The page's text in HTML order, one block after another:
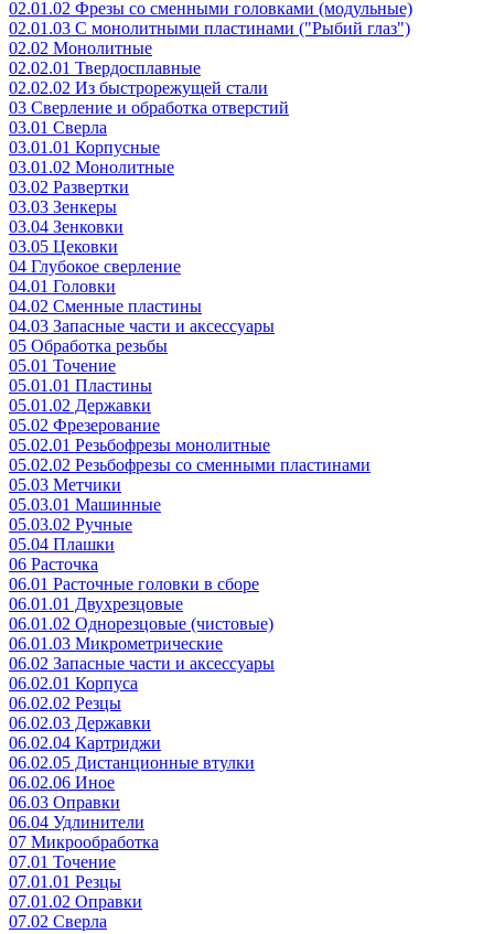
02.01.02 Фрезы со сменными головками (модульные)
02.01.03 С монолитными пластинами ("Рыбий глаз")
02.02 Монолитные
02.02.01 Твердосплавные
02.02.02 Из быстрорежущей стали
03 Сверление и обработка отверстий
03.01 Сверла
03.01.01 Корпусные
03.01.02 Монолитные
03.02 Развертки
03.03 Зенкеры
03.04 Зенковки
03.05 Цековки
04 Глубокое сверление
04.01 Головки
04.02 Сменные пластины
04.03 Запасные части и аксессуары
05 Обработка резьбы
05.01 Точение
05.01.01 Пластины
05.01.02 Державки
05.02 Фрезерование
05.02.01 Резьбофрезы монолитные
05.02.02 Резьбофрезы со сменными пластинами
05.03 Метчики
05.03.01 Машинные
05.03.02 Ручные
05.04 Плашки
06 Расточка
06.01 Расточные головки в сборе
06.01.01 Двухрезцовые
06.01.02 Однорезцовые (чистовые)
06.01.03 Микрометрические
06.02 Запасные части и аксессуары
06.02.01 Корпуса
06.02.02 Резцы
06.02.03 Державки
06.02.04 Картриджи
06.02.05 Дистанционные втулки
06.02.06 Иное
06.03 Оправки
06.04 Удлинители
07 Микрообработка
07.01 Точение
07.01.01 Резцы
07.01.02 Оправки
07.02 Сверла